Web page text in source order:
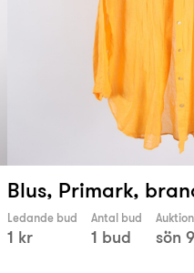
Blus, Primark,
Ledande bud
1 kr
Antal bud
1 bud sön